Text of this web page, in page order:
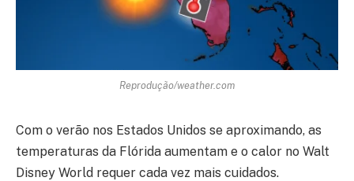
Reprodução/weather.com
Com o verão nos Estados Unidos se aproximando, as
temperaturas da Flórida aumentam e o calor no Walt
Disney World requer cada vez mais cuidados.